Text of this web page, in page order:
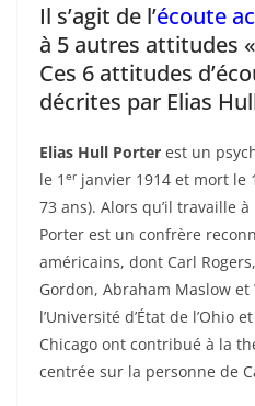
Il s’agit de l’écoute
à 5 autres attitudes
Ces 6 attitudes
décrites par Elias
Elias Hull Porter est un
le 1 er janvier 1914 et mort le
73 ans). Alors qu’il travaille à
Porter est un confrère
américains, dont Carl
Gordon, Abraham Maslow et
l’Université d’État de l’Ohio
Chicago ont contribué à la
centrée sur la personne de